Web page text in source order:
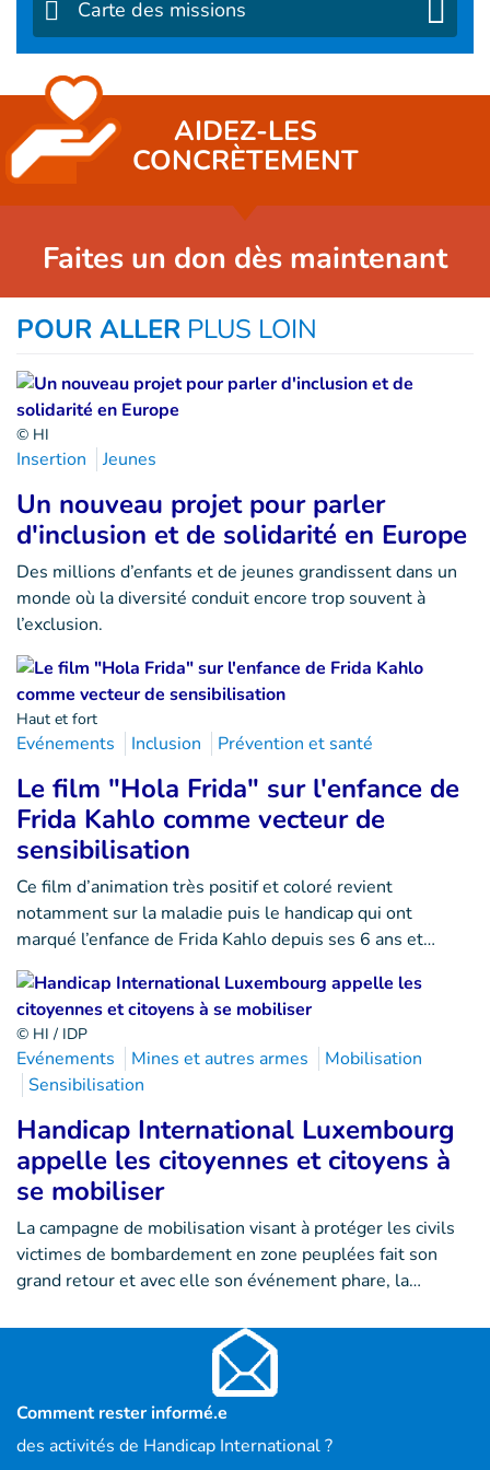
Carte des missions
AIDEZ-LES
CONCRÈTEMENT
Faites un don dès maintenant
POUR ALLER PLUS LOIN
© HI
Insertion Jeunes
Un nouveau projet pour parler
d'inclusion et de solidarité en Europe
Des millions d’enfants et de jeunes grandissent dans un
monde où la diversité conduit encore trop souvent à
l’exclusion.
Haut et fort
Evénements Inclusion Prévention et santé
Le film "Hola Frida" sur l'enfance de
Frida Kahlo comme vecteur de
sensibilisation
Ce film d’animation très positif et coloré revient
notamment sur la maladie puis le handicap qui ont
marqué l’enfance de Frida Kahlo depuis ses 6 ans et…
© HI / IDP
Evénements Mines et autres armes
Mobilisation
Sensibilisation
Handicap International Luxembourg
appelle les citoyennes et citoyens à
se mobiliser
La campagne de mobilisation visant à protéger les civils
victimes de bombardement en zone peuplées fait son
grand retour et avec elle son événement phare, la…
Comment rester informé.e
des activités de Handicap International ?